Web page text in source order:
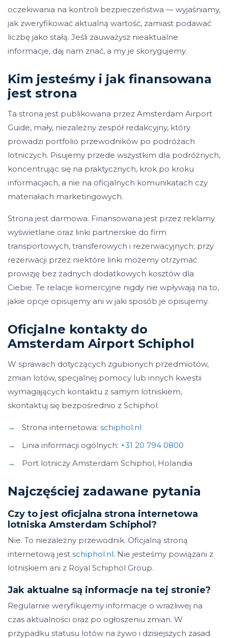
oczekiwania na kontroli bezpieczeństwa — wyjaśniamy,
jak zweryfikować aktualną wartość, zamiast podawać
liczbę jako stałą. Jeśli zauważysz nieaktualne
informacje, daj nam znać, a my je skorygujemy.
Kim jesteśmy i jak finansowana
jest strona
Ta strona jest publikowana przez Amsterdam Airport
Guide, mały, niezależny zespół redakcyjny, który
prowadzi portfolio przewodników po podróżach
lotniczych. Pisujemy przede wszystkim dla podróżnych,
koncentrując się na praktycznych, krok po kroku
informacjach, a nie na oficjalnych komunikatach czy
materiałach marketingowych.
Strona jest darmowa. Finansowana jest przez reklamy
wyświetlane oraz linki partnerskie do firm
transportowych, transferowych i rezerwacyjnych; przy
rezerwacji przez niektóre linki możemy otrzymać
prowizję bez żadnych dodatkowych kosztów dla
Ciebie. Te relacje komercyjne nigdy nie wpływają na to,
jakie opcje opisujemy ani w jaki sposób je opisujemy.
Oficjalne kontakty do
Amsterdam Airport Schiphol
W sprawach dotyczących zgubionych przedmiotów,
zmian lotów, specjalnej pomocy lub innych kwestii
wymagających kontaktu z samym lotniskiem,
skontaktuj się bezpośrednio z Schiphol:
→ Strona internetowa: schiphol.nl
→
Linia informacji ogólnych: +31 20 794 0800
→
Port lotniczy Amsterdam Schiphol, Holandia
Najczęściej zadawane pytania
Czy to jest oficjalna strona internetowa
lotniska Amsterdam Schiphol?
Nie. To niezależny przewodnik. Oficjalną stroną
internetową jest schiphol.nl. Nie jesteśmy powiązani z
lotniskiem ani z Royal Schiphol Group.
Jak aktualne są informacje na tej stronie?
Regularnie weryfikujemy informacje o wrażliwej na
czas aktualności oraz po ogłoszeniu zmian. W
przypadku statusu lotów na żywo i dzisiejszych zasad